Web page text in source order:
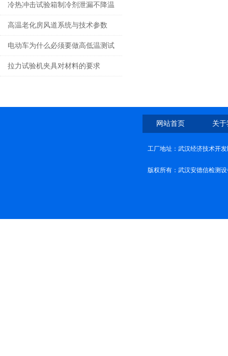
怎么解决
冷热冲击试验箱制冷剂泄漏不降温
如何维修
高温老化房风道系统与技术参数
电动车为什么必须要做高低温测试
拉力试验机夹具对材料的要求
网站首页 关
工厂地址：武汉经济技术开
版权所有：武汉安德信检测